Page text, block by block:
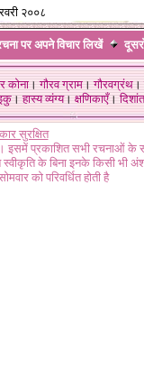
२००८
पर अपने विचार लिखें
कोना।गौरव ग्राम।गौरवग्रंथ।
। हास्य व्यंग्य। क्षणिकाएँ।
सुरक्षित
इसमें प्रकाशित सभी रचनाओं के
के बिना इनके किसी भी
को परिवर्धित होती है